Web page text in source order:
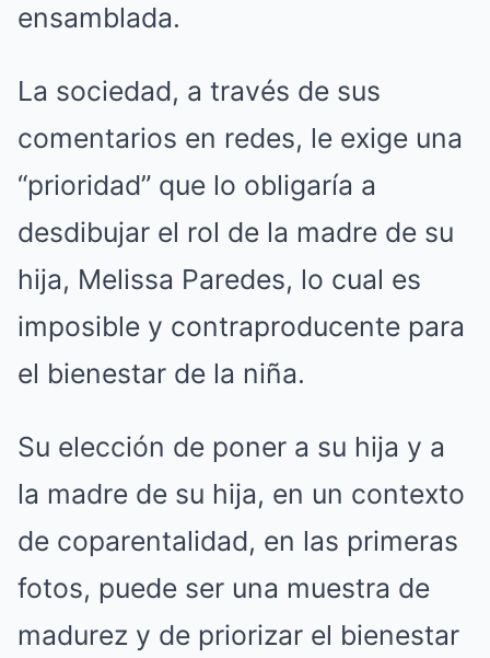
ensamblada.
La sociedad, a través de sus
comentarios en redes, le exige una
“prioridad” que lo obligaría a
desdibujar el rol de la madre de su
hija, Melissa Paredes, lo cual es
imposible y contraproducente para
el bienestar de la niña.
Su elección de poner a su hija y a
la madre de su hija, en un contexto
de coparentalidad, en las primeras
fotos, puede ser una muestra de
madurez y de priorizar el bienestar